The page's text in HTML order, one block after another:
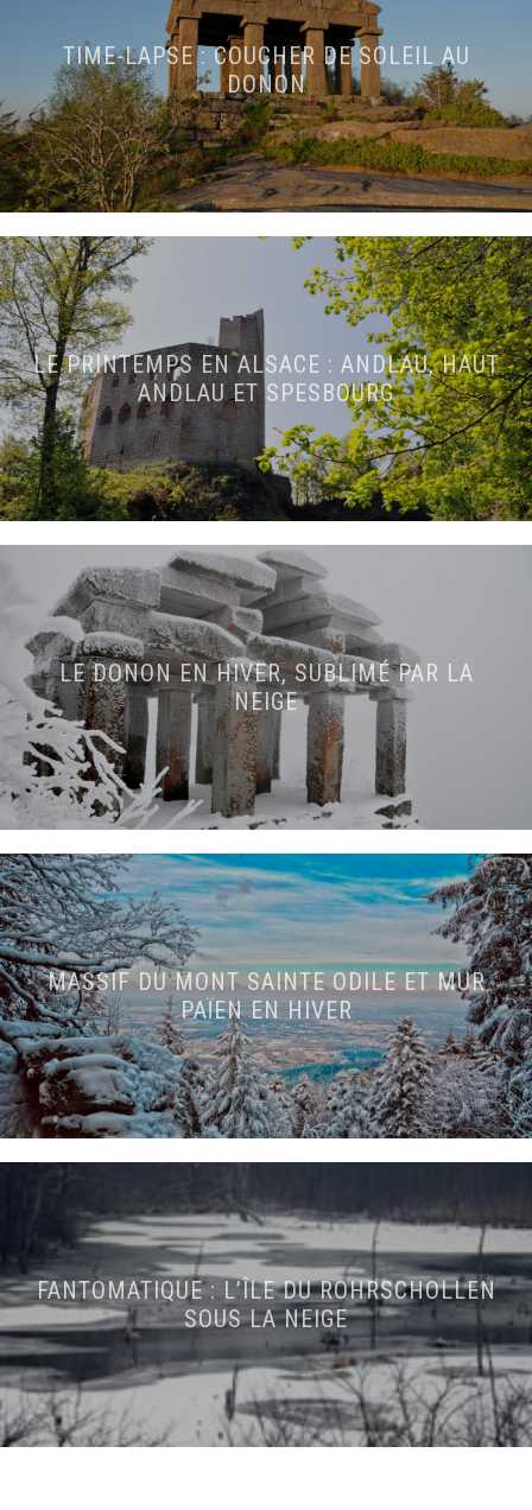
TIME-LAPSE : COUCHER DE SOLEIL AU
DONON
LE PRINTEMPS EN ALSACE : ANDLAU, HAUT
ANDLAU ET SPESBOURG
LE DONON EN HIVER, SUBLIMÉ PAR LA
NEIGE
MASSIF DU MONT SAINTE ODILE ET MUR
PAÏEN EN HIVER
FANTOMATIQUE : L’ÎLE DU ROHRSCHOLLEN
SOUS LA NEIGE